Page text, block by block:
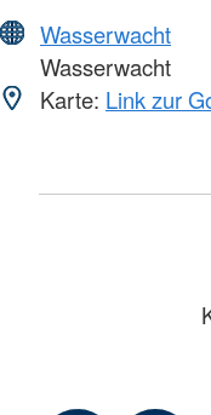
Wasserwacht
Wasserwacht
Karte: Link zur